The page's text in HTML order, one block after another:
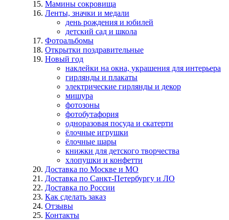
Мамины сокровища
Ленты, значки и медали
день рождения и юбилей
детский сад и школа
Фотоальбомы
Открытки поздравительные
Новый год
наклейки на окна, украшения для интерьера
гирлянды и плакаты
электрические гирлянды и декор
мишура
фотозоны
фотобутафория
одноразовая посуда и скатерти
ёлочные игрушки
ёлочные шары
книжки для детского творчества
хлопушки и конфетти
Доставка по Москве и МО
Доставка по Санкт-Петербургу и ЛО
Доставка по России
Как сделать заказ
Отзывы
Контакты